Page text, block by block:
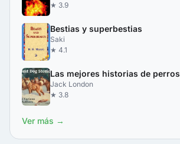
★ 3.9
Bestias y superbestias
Saki
★ 4.1
Las mejores historias de perros
Jack London
★ 3.8
Ver más →